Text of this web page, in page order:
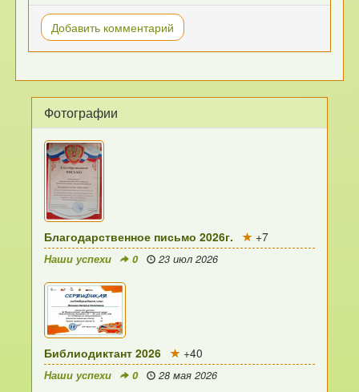
Добавить комментарий
Фотографии
Благодарственное письмо 2026г. +7
Наши успехи 0 23 июл 2026
Библиодиктант 2026 +40
Наши успехи 0 28 мая 2026